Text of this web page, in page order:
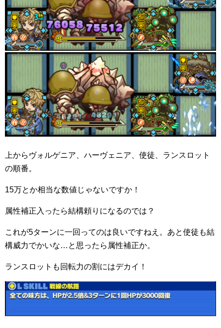
上からヴォルゲニア、ハーヴェニア、使徒、ランスロット
の順番。
15万とか相当な数値じゃないですか！
属性補正入ったら結構頼りになるのでは？
これが5ターンに一回ってのは良いですねえ。あと使徒も結
構威力でかいな…と思ったら属性補正か。
ランスロットも回転力の割にはデカイ！